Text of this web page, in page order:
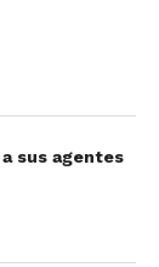
sus agentes